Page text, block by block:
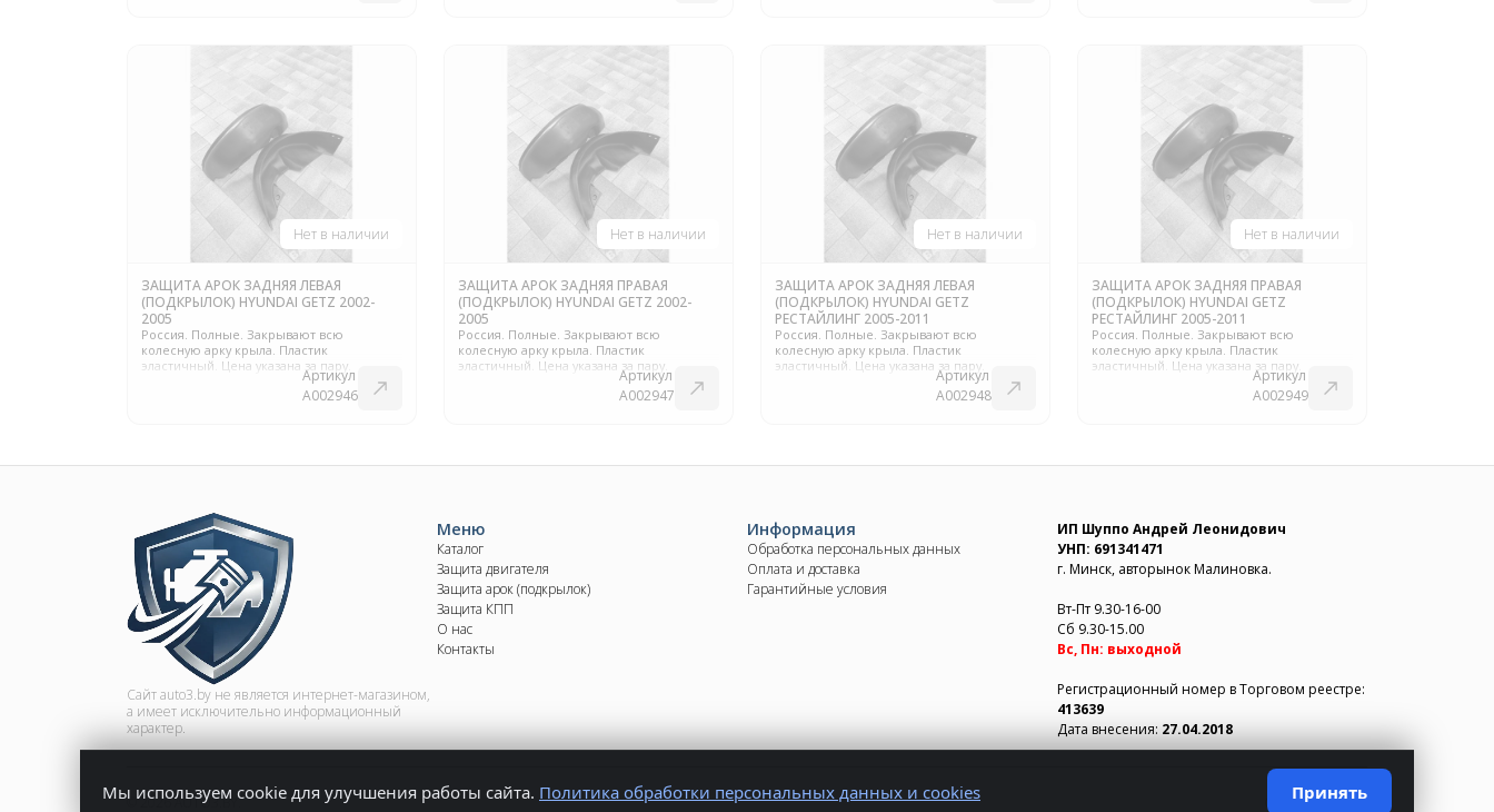
Нет в наличии
ЗАЩИТА АРОК ЗАДНЯЯ ЛЕВАЯ
(ПОДКРЫЛОК) HYUNDAI GETZ 2002-
2005
Россия. Полные. Закрывают всю
колесную арку крыла. Пластик
эластичный. Цена указана за пару.
Артикул
A002946
Нет в наличии
ЗАЩИТА АРОК ЗАДНЯЯ ПРАВАЯ
(ПОДКРЫЛОК) HYUNDAI GETZ 2002-
2005
Россия. Полные. Закрывают всю
колесную арку крыла. Пластик
эластичный. Цена указана за пару.
Артикул
A002947
Нет в наличии
ЗАЩИТА АРОК ЗАДНЯЯ ЛЕВАЯ
(ПОДКРЫЛОК) HYUNDAI GETZ
РЕСТАЙЛИНГ 2005-2011
Россия. Полные. Закрывают всю
колесную арку крыла. Пластик
эластичный. Цена указана за пару.
Артикул
A002948
Нет в наличии
ЗАЩИТА АРОК ЗАДНЯЯ ПРАВАЯ
(ПОДКРЫЛОК) HYUNDAI GETZ
РЕСТАЙЛИНГ 2005-2011
Россия. Полные. Закрывают всю
колесную арку крыла. Пластик
эластичный. Цена указана за пару.
Артикул
A002949
+375 29 870 15 80
shupik21@bk.ru
Image
Сайт auto3.by не является интернет-магазином,
а имеет исключительно информационный
характер.
Меню
Каталог
Защита двигателя
Защита арок (подкрылок)
Защита КПП
О нас
Контакты
Информация
Обработка персональных данных
Оплата и доставка
Гарантийные условия
ИП Шуппо Андрей Леонидович
УНП: 691341471
г. Минск, авторынок Малиновка.
Вт-Пт 9.30-16-00
Сб 9.30-15.00
Вс, Пн: выходной
Регистрационный номер в Торговом реестре:
413639
Дата внесения: 27.04.2018
© 2026 AUTO3.BY. Создано вLIUKIT
Мы используем cookie для улучшения работы сайта. Политика обработки персональных данных и cookies Принять